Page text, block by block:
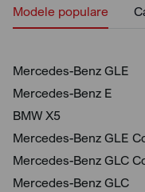
Modele populare
Mercedes-Benz GLE
Mercedes-Benz E
BMW X5
Mercedes-Benz GLE
Mercedes-Benz GLC
Mercedes-Benz GLC